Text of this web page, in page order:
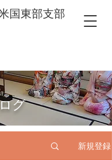
国東部支部
グ
新規登録